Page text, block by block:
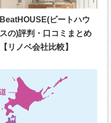
BeatHOUSE(ビートハウ
スの)評判・口コミまとめ
【リノベ会社比較】